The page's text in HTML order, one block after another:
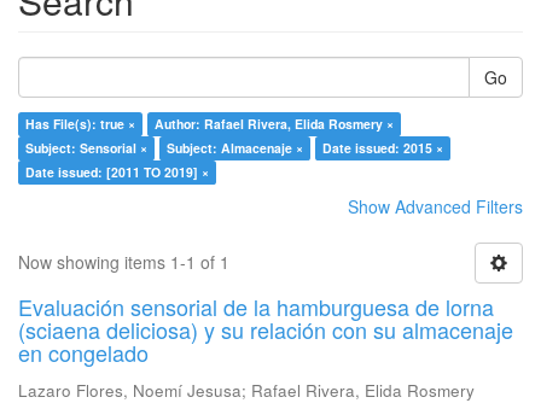
Go
Has File(s): true ×
Author: Rafael Rivera, Elida Rosmery ×
Subject: Sensorial ×
Subject: Almacenaje ×
Date issued: 2015 ×
Date issued: [2011 TO 2019] ×
Show Advanced Filters
Now showing items 1-1 of 1
Evaluación sensorial de la hamburguesa de lorna
(sciaena deliciosa) y su relación con su almacenaje
en congelado
Lazaro Flores, Noemí Jesusa; Rafael Rivera, Elida Rosmery